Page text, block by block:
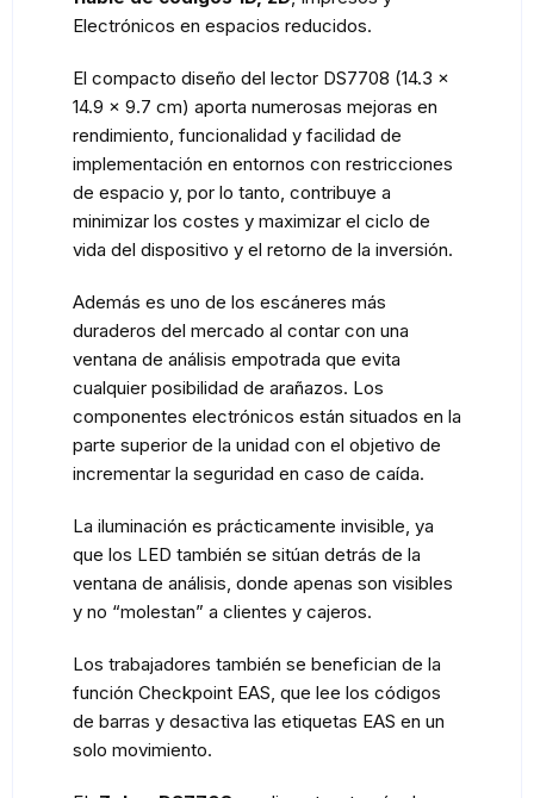
Electrónicos en espacios reducidos.
El compacto diseño del lector DS7708 (14.3 x
14.9 x 9.7 cm) aporta numerosas mejoras en
rendimiento, funcionalidad y facilidad de
implementación en entornos con restricciones
de espacio y, por lo tanto, contribuye a
minimizar los costes y maximizar el ciclo de
vida del dispositivo y el retorno de la inversión.
Además es uno de los escáneres más
duraderos del mercado al contar con una
ventana de análisis empotrada que evita
cualquier posibilidad de arañazos. Los
componentes electrónicos están situados en la
parte superior de la unidad con el objetivo de
incrementar la seguridad en caso de caída.
La iluminación es prácticamente invisible, ya
que los LED también se sitúan detrás de la
ventana de análisis, donde apenas son visibles
y no “molestan” a clientes y cajeros.
Los trabajadores también se benefician de la
función Checkpoint EAS, que lee los códigos
de barras y desactiva las etiquetas EAS en un
solo movimiento.